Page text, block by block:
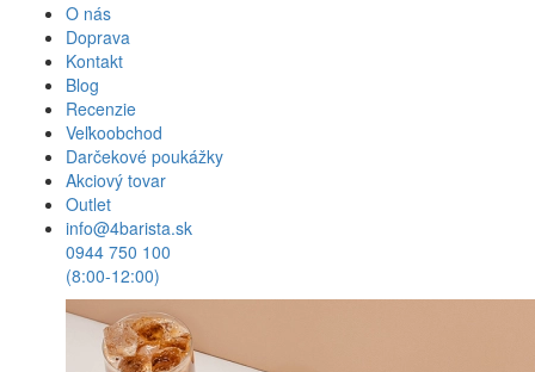
O nás
Doprava
Kontakt
Blog
Recenzie
Veľkoobchod
Darčekové poukážky
Akciový tovar
Outlet
info@4barista.sk
0944 750 100
(8:00-12:00)